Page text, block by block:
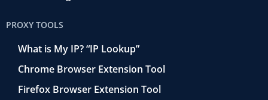
PROXY TOOLS
What is My IP? “IP Lookup”
Chrome Browser Extension Tool
Firefox Browser Extension Tool